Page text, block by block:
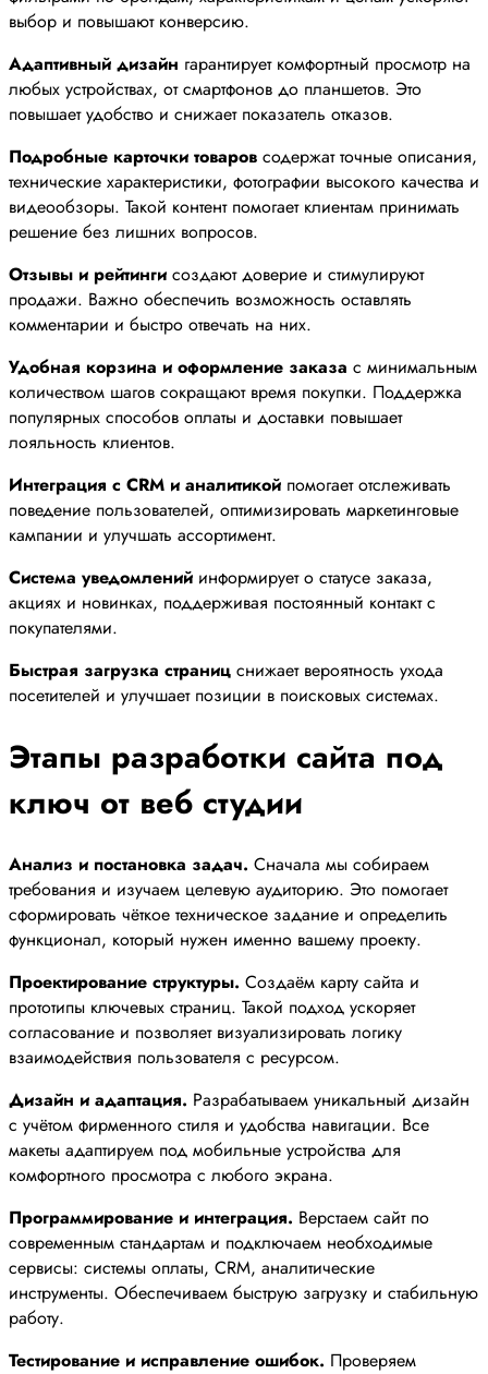
выбор и повышают конверсию.
Адаптивный дизайн гарантирует комфортный просмотр на
любых устройствах, от смартфонов до планшетов. Это
повышает удобство и снижает показатель отказов.
Подробные карточки товаров содержат точные описания,
технические характеристики, фотографии высокого качества и
видеообзоры. Такой контент помогает клиентам принимать
решение без лишних вопросов.
Отзывы и рейтинги создают доверие и стимулируют
продажи. Важно обеспечить возможность оставлять
комментарии и быстро отвечать на них.
Удобная корзина и оформление заказа с минимальным
количеством шагов сокращают время покупки. Поддержка
популярных способов оплаты и доставки повышает
лояльность клиентов.
Интеграция с CRM и аналитикой помогает отслеживать
поведение пользователей, оптимизировать маркетинговые
кампании и улучшать ассортимент.
Система уведомлений информирует о статусе заказа,
акциях и новинках, поддерживая постоянный контакт с
покупателями.
Быстрая загрузка страниц снижает вероятность ухода
посетителей и улучшает позиции в поисковых системах.
Этапы разработки сайта под
ключ от веб студии
Анализ и постановка задач. Сначала мы собираем
требования и изучаем целевую аудиторию. Это помогает
сформировать чёткое техническое задание и определить
функционал, который нужен именно вашему проекту.
Проектирование структуры. Создаём карту сайта и
прототипы ключевых страниц. Такой подход ускоряет
согласование и позволяет визуализировать логику
взаимодействия пользователя с ресурсом.
Дизайн и адаптация. Разрабатываем уникальный дизайн
с учётом фирменного стиля и удобства навигации. Все
макеты адаптируем под мобильные устройства для
комфортного просмотра с любого экрана.
Программирование и интеграция. Верстаем сайт по
современным стандартам и подключаем необходимые
сервисы: системы оплаты, CRM, аналитические
инструменты. Обеспечиваем быструю загрузку и стабильную
работу.
Тестирование и исправление ошибок. Проверяем